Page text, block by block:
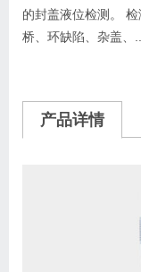
的封盖液位检测。
桥、环缺陷、杂盖、...
产品详情